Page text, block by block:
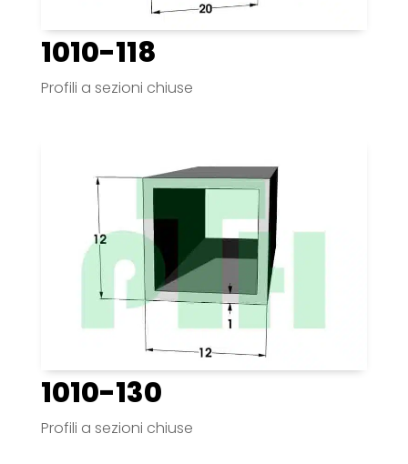
1010-118
Profili a sezioni chiuse
1010-130
Profili a sezioni chiuse